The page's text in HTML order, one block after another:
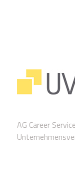
AG Career